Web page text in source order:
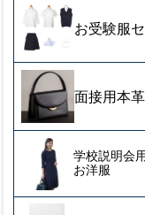
お受験服
面接用本
学校説明会用
お洋服